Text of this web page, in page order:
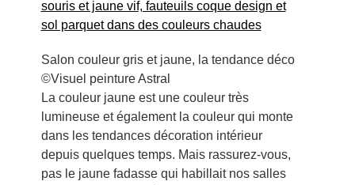
Salon couleur gris et jaune, la tendance déco
©Visuel peinture Astral
La couleur jaune est une couleur très
lumineuse et également la couleur qui monte
dans les tendances décoration intérieur
depuis quelques temps. Mais rassurez-vous,
pas le jaune fadasse qui habillait nos salles